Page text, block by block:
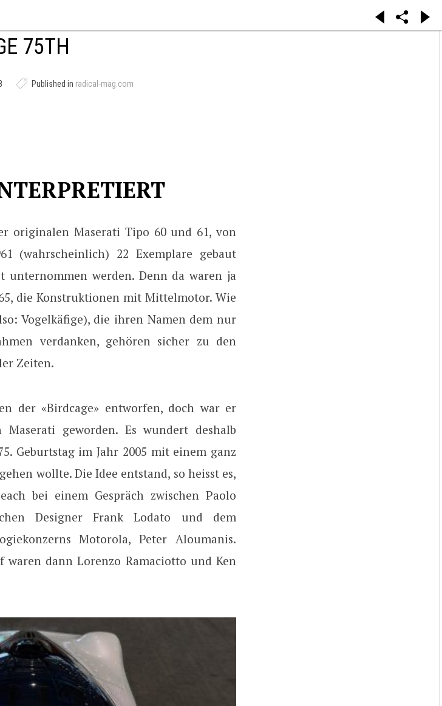
75TH
Published in radical-mag.com
originalen Maserati Tipo 60 und 61, von
(wahrscheinlich) 22 Exemplare gebaut
werden. Denn da waren ja
die Konstruktionen mit Mittelmotor. Wie
Vogelkäfige), die ihren Namen dem nur
verdanken, gehören sicher zu den
Zeiten.
der «Birdcage» entworfen, doch war er
geworden. Es wundert deshalb
Geburtstag im Jahr 2005 mit einem ganz
wollte. Die Idee entstand, so heisst es,
bei einem Gespräch zwischen Paolo
Designer Frank Lodato und dem
Motorola, Peter Aloumanis.
dann Lorenzo Ramaciotto und Ken